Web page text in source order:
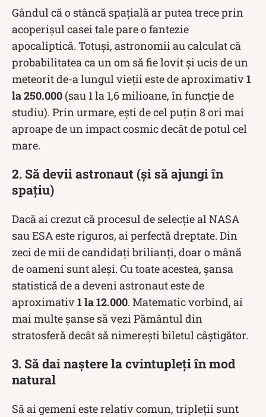
Gândul că o stâncă spațială ar putea trece prin
acoperișul casei tale pare o fantezie
apocaliptică. Totuși, astronomii au calculat că
probabilitatea ca un om să fie lovit și ucis de un
meteorit de-a lungul vieții este de aproximativ1
la 250.000 (sau 1 la 1,6 milioane, în funcție de
studiu). Prin urmare, ești de cel puțin 8 ori mai
aproape de un impact cosmic decât de potul cel
mare.
2. Să devii astronaut (și să ajungi în
spațiu)
Dacă ai crezut că procesul de selecție al NASA
sau ESA este riguros, ai perfectă dreptate. Din
zeci de mii de candidați brilianți, doar o mână
de oameni sunt aleși. Cu toate acestea, șansa
statistică de a deveni astronaut este de
aproximativ1 la 12.000. Matematic vorbind, ai
mai multe șanse să vezi Pământul din
stratosferă decât să nimerești biletul câștigător.
3. Să dai naștere la cvintupleți în mod
natural
Să ai gemeni este relativ comun, tripleții sunt